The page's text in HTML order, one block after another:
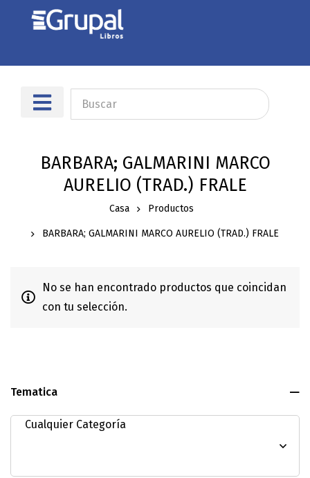
BARBARA; GALMARINI MARCO
AURELIO (TRAD.) FRALE
Casa Productos
BARBARA; GALMARINI MARCO AURELIO (TRAD.) FRALE
Tematica
No se han encontrado productos que coincidan
con tu selección.